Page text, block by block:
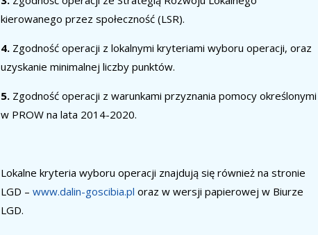
kierowanego przez społeczność (LSR).
4. Zgodność operacji z lokalnymi kryteriami wyboru operacji, oraz
uzyskanie minimalnej liczby punktów.
5. Zgodność operacji z warunkami przyznania pomocy określonymi
w PROW na lata 2014-2020.
Lokalne kryteria wyboru operacji znajdują się również na stronie
LGD –www.dalin-goscibia.pl oraz w wersji papierowej w Biurze
LGD.